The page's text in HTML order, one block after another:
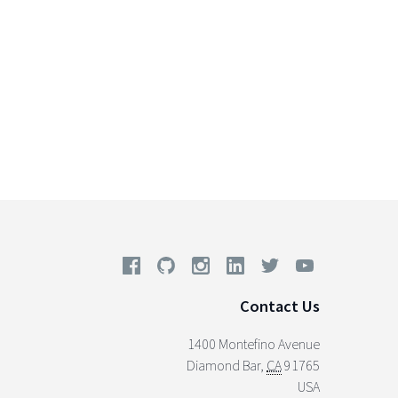
Contact Us
1400 Montefino Avenue
Diamond Bar, CA91765
USA